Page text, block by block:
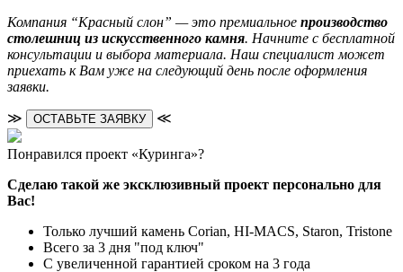
Компания “Красный слон” — это премиальное производство
столешниц из искусственного камня. Начните с бесплатной
консультации и выбора материала. Наш специалист может
приехать к Вам уже на следующий день после оформления
заявки.
≫ ОСТАВЬТЕ ЗАЯВКУ ≪
Понравился проект «Куринга»?
Сделаю такой же эксклюзивный проект персонально для
Вас!
Только лучший камень Corian, HI-MACS, Staron, Tristone
Всего за 3 дня "под ключ"
С увеличенной гарантией сроком на 3 года